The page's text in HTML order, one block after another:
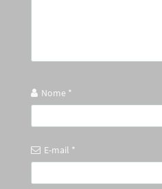
Nome *
E-mail *